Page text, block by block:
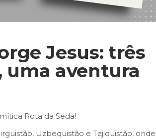
Jesus: três
uma aventura
Rota da Seda!
Uzbequistão e Tajiquistão, onde